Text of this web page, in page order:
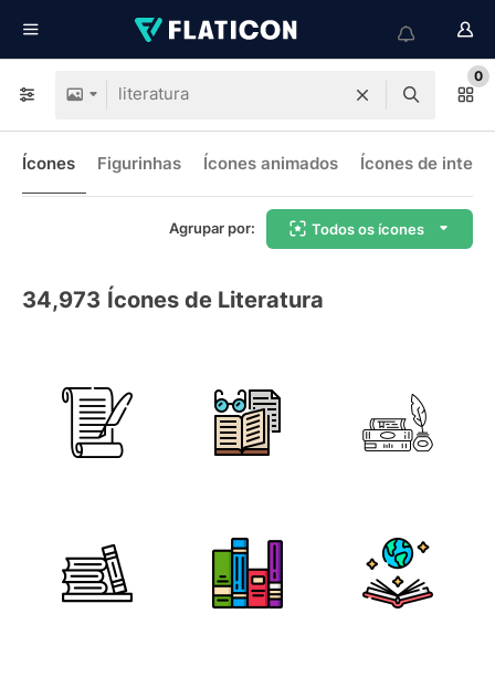
0
Ícones Figurinhas Ícones animados Ícones de
Agrupar por: Todos os ícones
34,973 Ícones de Literatura